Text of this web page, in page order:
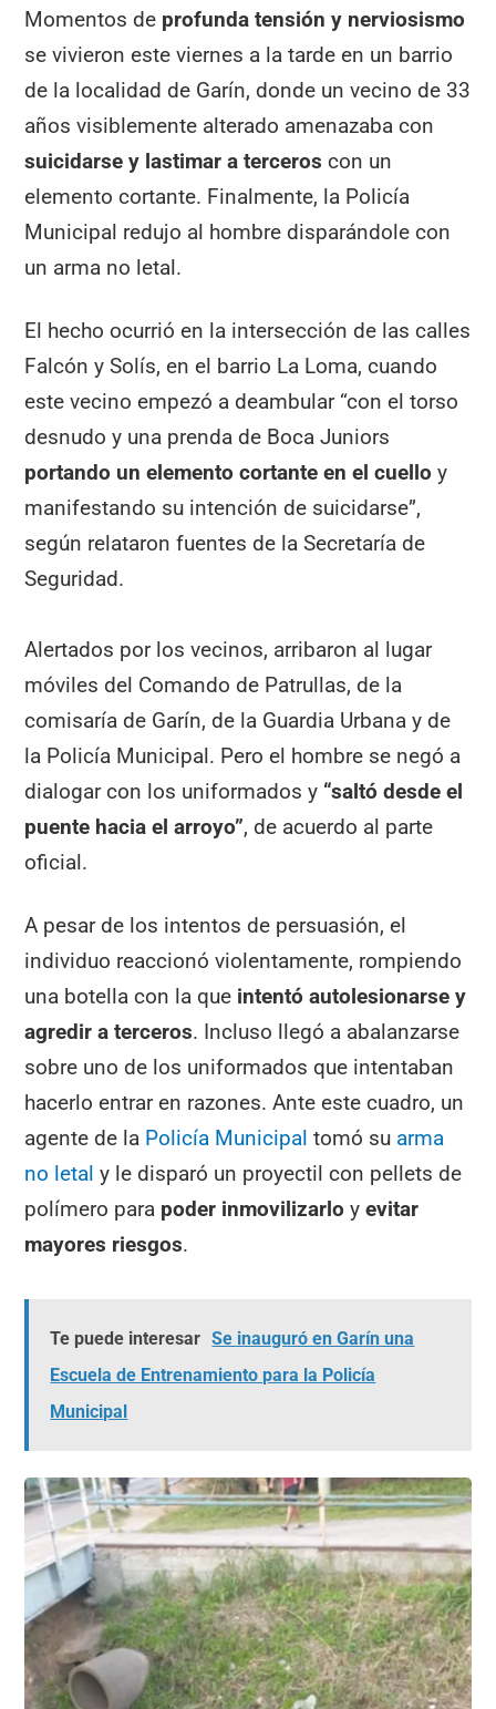
Momentos de profunda tensión y nerviosismo
se vivieron este viernes a la tarde en un barrio
de la localidad de Garín, donde un vecino de 33
años visiblemente alterado amenazaba con
suicidarse y lastimar a terceros con un
elemento cortante. Finalmente, la Policía
Municipal redujo al hombre disparándole con
un arma no letal.
El hecho ocurrió en la intersección de las calles
Falcón y Solís, en el barrio La Loma, cuando
este vecino empezó a deambular “con el torso
desnudo y una prenda de Boca Juniors
portando un elemento cortante en el cuello y
manifestando su intención de suicidarse”,
según relataron fuentes de la Secretaría de
Seguridad.
Alertados por los vecinos, arribaron al lugar
móviles del Comando de Patrullas, de la
comisaría de Garín, de la Guardia Urbana y de
la Policía Municipal. Pero el hombre se negó a
dialogar con los uniformados y “saltó desde el
puente hacia el arroyo”, de acuerdo al parte
oficial.
A pesar de los intentos de persuasión, el
individuo reaccionó violentamente, rompiendo
una botella con la que intentó autolesionarse y
agredir a terceros. Incluso llegó a abalanzarse
sobre uno de los uniformados que intentaban
hacerlo entrar en razones. Ante este cuadro, un
agente de la Policía Municipal tomó su arma
no letaly le disparó un proyectil con pellets de
polímero para poder inmovilizarlo yevitar
mayores riesgos.
Te puede interesar Se inauguró en Garín una
Escuela de Entrenamiento para la Policía
Municipal